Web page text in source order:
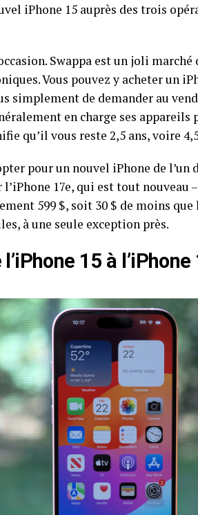
iPhone 15 auprès des trois
Swappa est un joli
Vous pouvez y acheter un
simplement de demander au
en charge ses appareils
qu’il vous reste 2,5 ans, voire
pour un nouvel iPhone de l’un
17e, qui est tout nouveau
599 $, soit 30 $ de moins
à une seule exception près.
15 à l’iPhone